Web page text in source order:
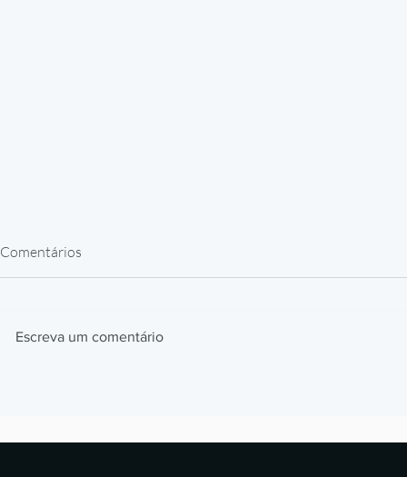
Comentários
Escreva um comentário